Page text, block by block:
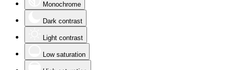
Monochrome
Dark contrast
Light contrast
Low saturation